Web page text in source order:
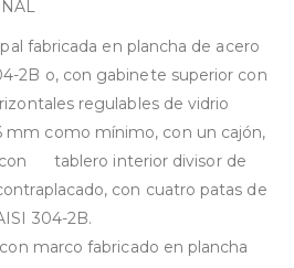
fabricada en plancha de acero
2B o, con gabinete superior con
regulables de vidrio
mm como mínimo, con un cajón,
tablero interior divisor de
con cuatro patas de
304-2B.
marco fabricado en plancha